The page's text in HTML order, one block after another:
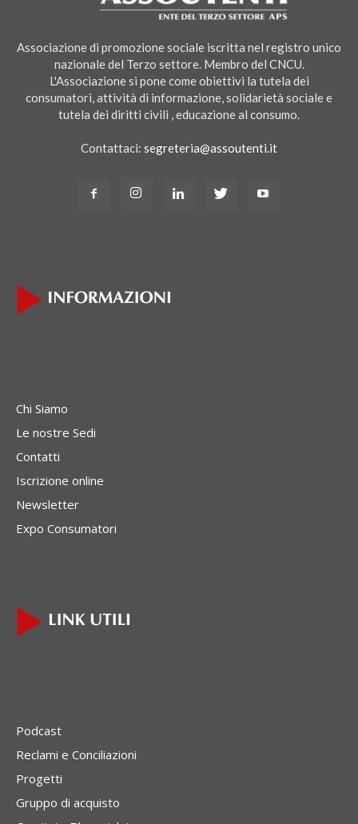
Associazione di promozione sociale iscritta nel registro unico
nazionale del Terzo settore. Membro del CNCU.
L'Associazione si pone come obiettivi la tutela dei
consumatori, attività di informazione, solidarietà sociale e
tutela dei diritti civili , educazione al consumo.
Contattaci: segreteria@assoutenti.it
Chi Siamo
Le nostre Sedi
Contatti
Iscrizione online
Newsletter
Expo Consumatori
Podcast
Reclami e Conciliazioni
Progetti
Gruppo di acquisto